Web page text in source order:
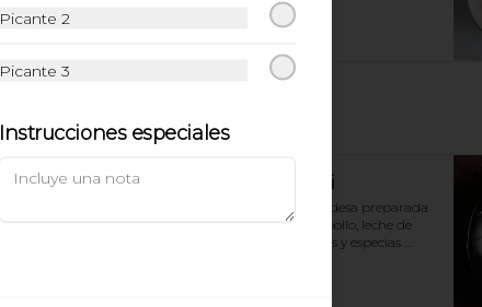
Tom Yam Gai
clásica sopa tailandesa preparada
con lemon grass, pollo, leche de
coco, champiñones y especias
Picante 2
Picante 3
Instrucciones especiales